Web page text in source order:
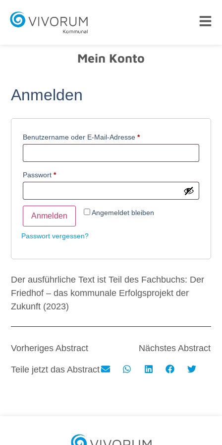
Mein Konto
Anmelden
Benutzername oder E-Mail-Adresse*
Passwort*
Angemeldet bleiben
Anmelden
Passwort vergessen?
Der ausführliche Text ist Teil des Fachbuchs: Der
Friedhof – das kommunale Erfolgsprojekt der
Zukunft (2023)
Vorheriges Abstract Nächstes Abstract
Teile jetzt das Abstract